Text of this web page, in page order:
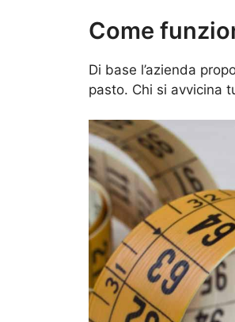
Come
Di base l’azienda
pasto. Chi si avvicina